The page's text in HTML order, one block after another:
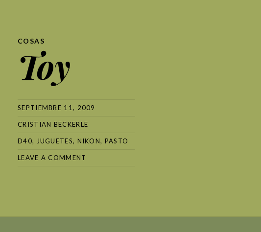
COSAS
Toy
SEPTIEMBRE 11, 2009
CRISTIAN BECKERLE
D40, JUGUETES, NIKON, PASTO
LEAVE A COMMENT